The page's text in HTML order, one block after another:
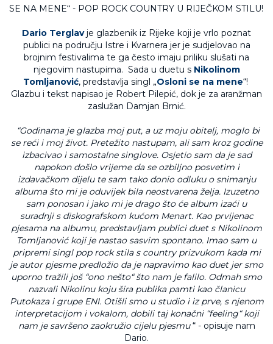
Dario Terglavje glazbenik iz Rijeke koji je vrlo poznat
publici na području Istre i Kvarnera jer je sudjelovao na
brojnim festivalima te ga često imaju priliku slušati na
njegovim nastupima. Sada u duetu s Nikolinom
Tomljanović, predstavlja singl „Osloni se na mene“!
Glazbu i tekst napisao je Robert Pilepić, dok je za aranžman
zaslužan Damjan Brnić.
“Godinama je glazba moj put, a uz moju obitelj, moglo bi
se reći i moj život. Pretežito nastupam, ali sam kroz godine
izbacivao i samostalne singlove. Osjetio sam da je sad
napokon došlo vrijeme da se ozbiljno posvetim i
izdavačkom dijelu te sam tako donio odluku o snimanju
albuma što mi je oduvijek bila neostvarena želja. Izuzetno
sam ponosan i jako mi je drago što će album izaći u
suradnji s diskografskom kućom Menart. Kao prvijenac
pjesama na albumu, predstavljam publici duet s Nikolinom
Tomljanović koji je nastao sasvim spontano. Imao sam u
pripremi singl pop rock stila s country prizvukom kada mi
je autor pjesme predložio da je napravimo kao duet jer smo
uporno tražili još “ono nešto“ što nam je falilo. Odmah smo
nazvali Nikolinu koju šira publika pamti kao članicu
Putokaza i grupe ENI. Otišli smo u studio i iz prve, s njenom
interpretacijom i vokalom, dobili taj konačni “feeling“ koji
nam je savršeno zaokružio cijelu pjesmu“ - opisuje nam
Dario.